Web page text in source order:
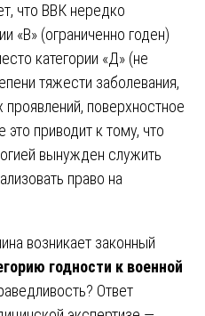
что ВВК нередко
«В» (ограниченно годен)
категории «Д» (не
тяжести заболевания,
проявлений, поверхностное
приводит к тому, что
вынужден служить
право на
возникает законный
годности к военной
Ответ